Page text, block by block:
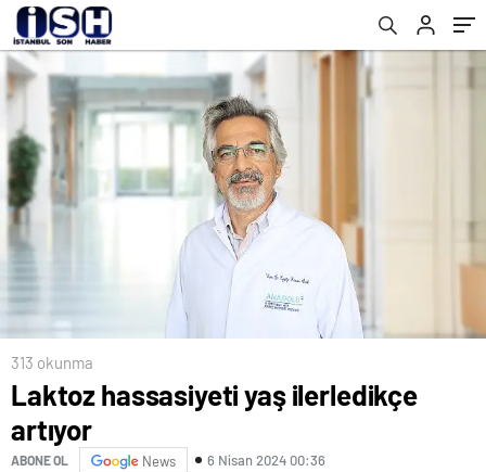
313 okunma
Laktoz hassasiyeti yaş ilerledikçe
artıyor
ABONE OL News 6 Nisan 2024 00:36